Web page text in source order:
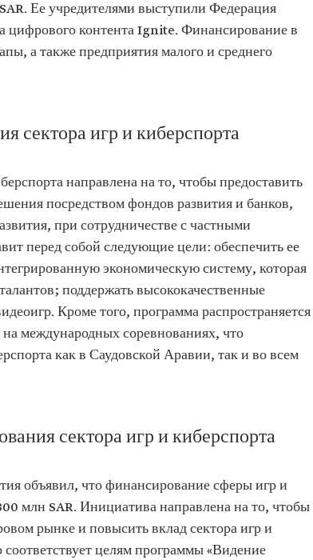
Ее учредителями выступили Федерация
цифрового контента Ignite. Финансирование в
а также предприятия малого и среднего
сектора игр и киберспорта
направлена на то, чтобы предоставить
посредством фондов развития и банков,
при сотрудничестве с частными
перед собой следующие цели: обеспечить ее
экономическую систему, которая
поддержать высококачественные
Кроме того, программа распространяется
международных соревнованиях, что
как в Саудовской Аравии, так и во всем
сектора игр и киберспорта
объявил, что финансирование сферы игр и
млн SAR. Инициатива направлена на то, чтобы
рынке и повысить вклад сектора игр и
целям программы «Видение